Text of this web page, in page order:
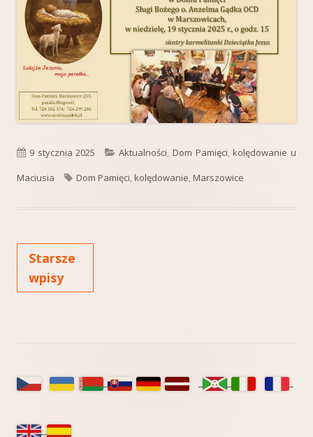
Opublikowano
9 stycznia 2025 Kategorie
Aktualności Dom Pamięci kolędowanie u
Maciusia
Tagi
Dom Pamięci kolędowanie Marszowice
Starsze
wpisy
Główny
boczny